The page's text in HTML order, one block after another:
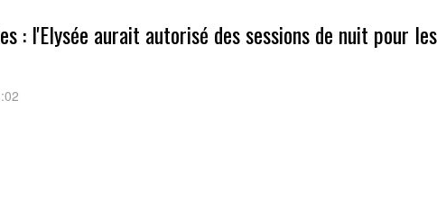
: l'Elysée aurait autorisé des sessions de nuit pour les